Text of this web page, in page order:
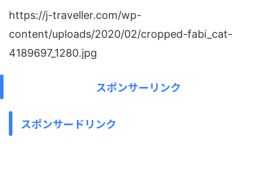
https://j-traveller.com/wp-
content/uploads/2020/02/cropped-fabi_cat-
4189697_1280.jpg
スポンサーリンク
スポンサードリンク